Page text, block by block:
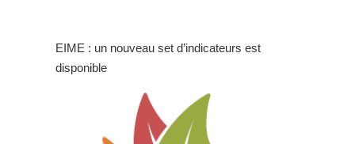
EIME : un nouveau set d’indicateurs est
disponible